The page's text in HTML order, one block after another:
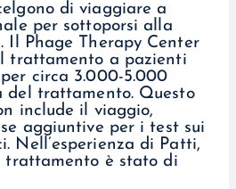
di viaggiare a
per sottoporsi alla
Il Phage Therapy Center
trattamento a pazienti
circa 3.000-5.000
del trattamento. Questo
include il viaggio,
aggiuntive per i test sui
Nell’esperienza di Patti,
trattamento è stato di